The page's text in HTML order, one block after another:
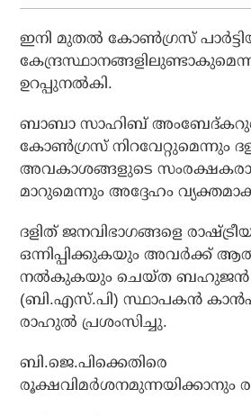
ഇനി മുതൽ കോൺഗ്രസ്
ഉറപ്പുനൽകി.
ബാബാ സാഹിബ്
കോൺഗ്രസ് നിറവേറ്റുമെന്നും
അവകാശങ്ങളുടെ സംരക്ഷകരായി
മാറുമെന്നും അദ്ദേഹം
ദളിത് ജനവിഭാഗങ്ങളെ
ഒന്നിപ്പിക്കുകയും അവർക്ക്
നൽകുകയും ചെയ്ത ബഹുജൻ
(ബി.എസ്.പി) സ്ഥാപകൻ
രാഹുൽ പ്രശംസിച്ചു.
ബി.ജെ.പിക്കെതിരെ
രൂക്ഷവിമർശനമുന്നയിക്കാനും